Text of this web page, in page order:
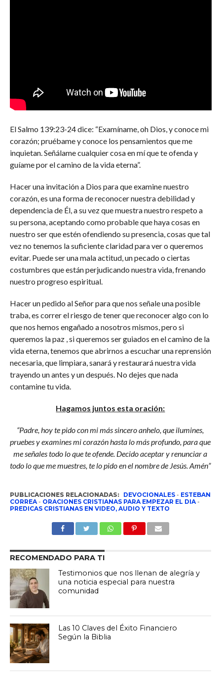
El Salmo 139:23-24 dice: “Examíname, oh Dios, y conoce mi
corazón; pruébame y conoce los pensamientos que me
inquietan. Señálame cualquier cosa en mí que te ofenda y
guíame por el camino de la vida eterna”.
Hacer una invitación a Dios para que examine nuestro
corazón, es una forma de reconocer nuestra debilidad y
dependencia de Él, a su vez que muestra nuestro respeto a
su persona, aceptando como probable que haya cosas en
nuestro ser que estén ofendiendo su presencia, cosas que tal
vez no tenemos la suficiente claridad para ver o queremos
evitar. Puede ser una mala actitud, un pecado o ciertas
costumbres que están perjudicando nuestra vida, frenando
nuestro progreso espiritual.
Hacer un pedido al Señor para que nos señale una posible
traba, es correr el riesgo de tener que reconocer algo con lo
que nos hemos engañado a nosotros mismos, pero si
queremos la paz , si queremos ser guiados en el camino de la
vida eterna, tenemos que abrirnos a escuchar una reprensión
necesaria, que limpiara, sanará y restaurará nuestra vida
trayendo un antes y un después. No dejes que nada
contamine tu vida.
Hagamos juntos esta oración:
“Padre, hoy te pido con mi más sincero anhelo, que ilumines,
pruebes y examines mi corazón hasta lo más profundo, para que
me señales todo lo que te ofende. Decido aceptar y renunciar a
todo lo que me muestres, te lo pido en el nombre de Jesús. Amén”
PUBLICACIONES RELACIONADAS: DEVOCIONALES- ESTEBAN
CORREA- ORACIONES CRISTIANAS PARA EMPEZAR EL DIA-
PREDICAS CRISTIANAS EN VIDEO, AUDIO Y TEXTO
RECOMENDADO PARA TI
Testimonios que nos llenan de alegría y
una noticia especial para nuestra
comunidad
Las 10 Claves del Éxito Financiero
Según la Biblia